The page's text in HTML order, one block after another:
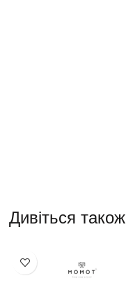
Дивіться також